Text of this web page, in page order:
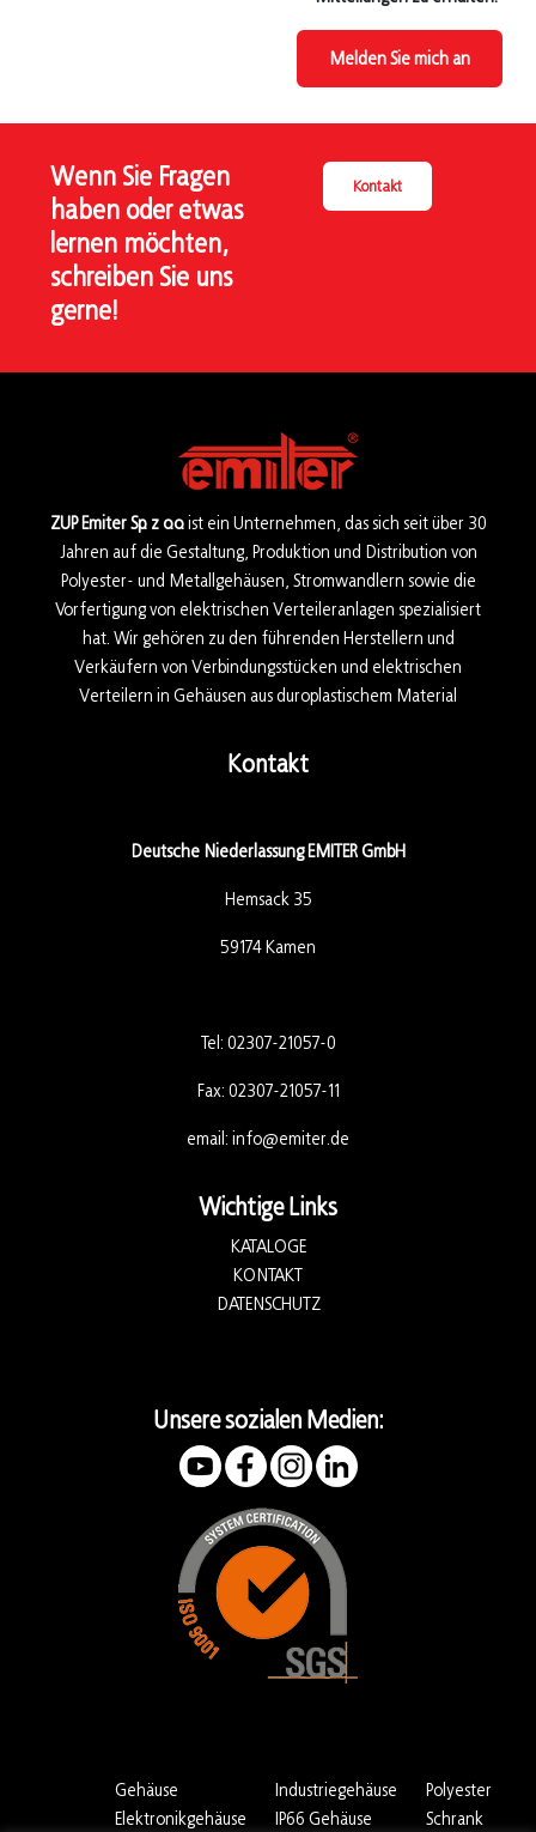
Melden Sie mich an
Wenn Sie Fragen
haben oder etwas
lernen möchten,
schreiben Sie uns
gerne!
Kontakt
ZUP Emiter Sp. z o.o.ist ein Unternehmen, das sich seit über 30
Jahren auf die Gestaltung, Produktion und Distribution von
Polyester- und Metallgehäusen, Stromwandlern sowie die
Vorfertigung von elektrischen Verteileranlagen spezialisiert
hat. Wir gehören zu den führenden Herstellern und
Verkäufern von Verbindungsstücken und elektrischen
Verteilern in Gehäusen aus duroplastischem Material
Kontakt
Deutsche Niederlassung EMITER GmbH
Hemsack 35
59174 Kamen
Tel: 02307-21057-0
Fax: 02307-21057-11
email: info@emiter.de
Wichtige Links
KATALOGE
KONTAKT
DATENSCHUTZ
Unsere sozialen Medien:
Gehäuse
Elektronikgehäuse
Industriegehäuse
IP66 Gehäuse
Polyester
Schrank